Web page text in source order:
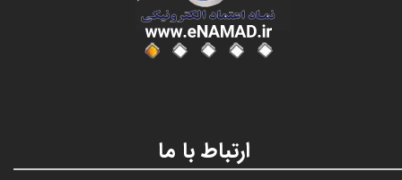
عنوان با فونت تیتر
ارتباط با ما